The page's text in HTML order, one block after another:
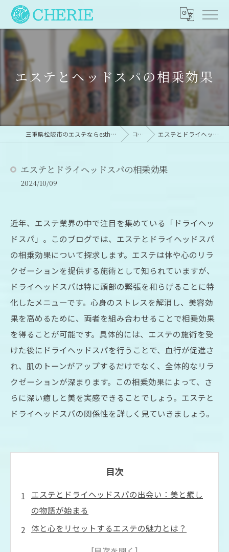
エステとヘッドスパの相乗効果
三重県松阪市のエステならesthetic×dryheadspa CHERIE コラム エステとドライヘッドスパの相乗効果
エステとドライヘッドスパの相乗効果
2024/10/09
近年、エステ業界の中で注目を集めている「ドライヘッ
ドスパ」。このブログでは、エステとドライヘッドスパ
の相乗効果について探求します。エステは体や心のリラ
クゼーションを提供する施術として知られていますが、
ドライヘッドスパは特に頭部の緊張を和らげることに特
化したメニューです。心身のストレスを解消し、美容効
果を高めるために、両者を組み合わせることで相乗効果
を得ることが可能です。具体的には、エステの施術を受
けた後にドライヘッドスパを行うことで、血行が促進さ
れ、肌のトーンがアップするだけでなく、全体的なリラ
クゼーションが深まります。この相乗効果によって、さ
らに深い癒しと美を実感できることでしょう。エステと
ドライヘッドスパの関係性を詳しく見ていきましょう。
目次
エステとドライヘッドスパの出会い：美と癒し
の物語が始まる
体と心をリセットするエステの魅力とは？
緊張をほぐすドライヘッドスパの秘密を探る